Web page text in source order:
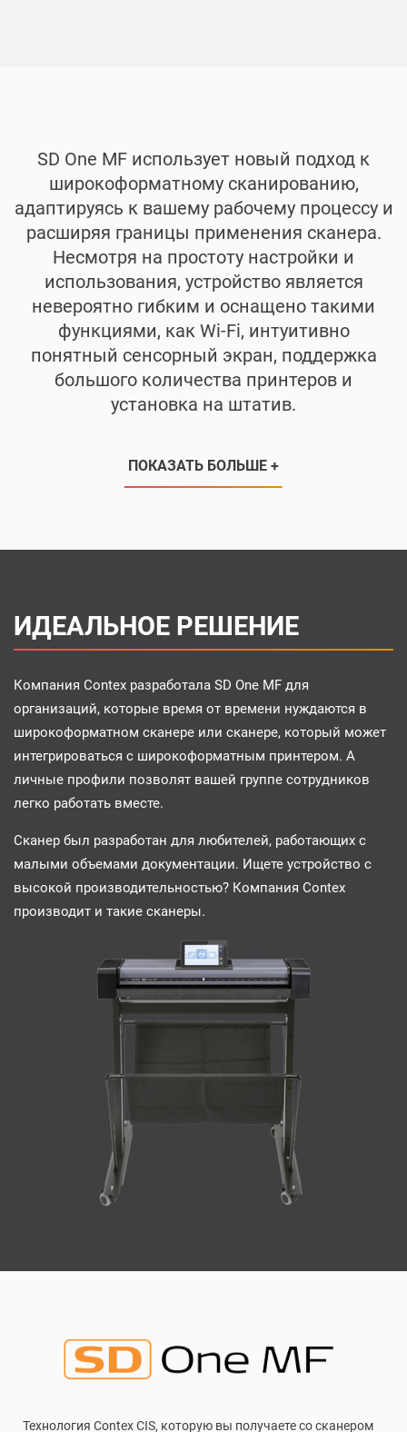
SD One MF использует новый подход к
широкоформатному сканированию,
адаптируясь к вашему рабочему процессу и
расширяя границы применения сканера.
Несмотря на простоту настройки и
использования, устройство является
невероятно гибким и оснащено такими
функциями, как Wi-Fi, интуитивно
понятный сенсорный экран, поддержка
большого количества принтеров и
установка на штатив.
ПОКАЗАТЬ БОЛЬШЕ +
ИДЕАЛЬНОЕ РЕШЕНИЕ
Компания Contex разработала SD One MF для
организаций, которые время от времени нуждаются в
широкоформатном сканере или сканере, который может
интегрироваться с широкоформатным принтером. А
личные профили позволят вашей группе сотрудников
легко работать вместе.
Сканер был разработан для любителей, работающих с
малыми объемами документации. Ищете устройство с
высокой производительностью? Компания Contex
производит и такие сканеры.
Технология Contex CIS, которую вы получаете со сканером